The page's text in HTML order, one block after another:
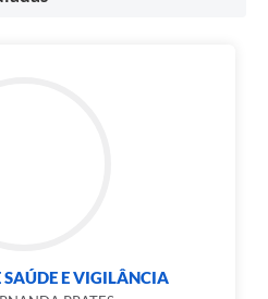
SAÚDE E VIGILÂNCIA